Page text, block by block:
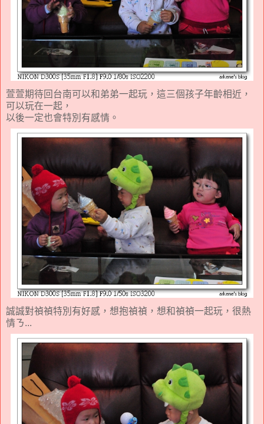
萱萱期待回台南可以和弟弟一起玩，這三個孩子年齡相近，
可以玩在一起，
以後一定也會特別有感情。
誠誠對禎禎特別有好感，想抱禎禎，想和禎禎一起玩，很熱
情ㄋ...